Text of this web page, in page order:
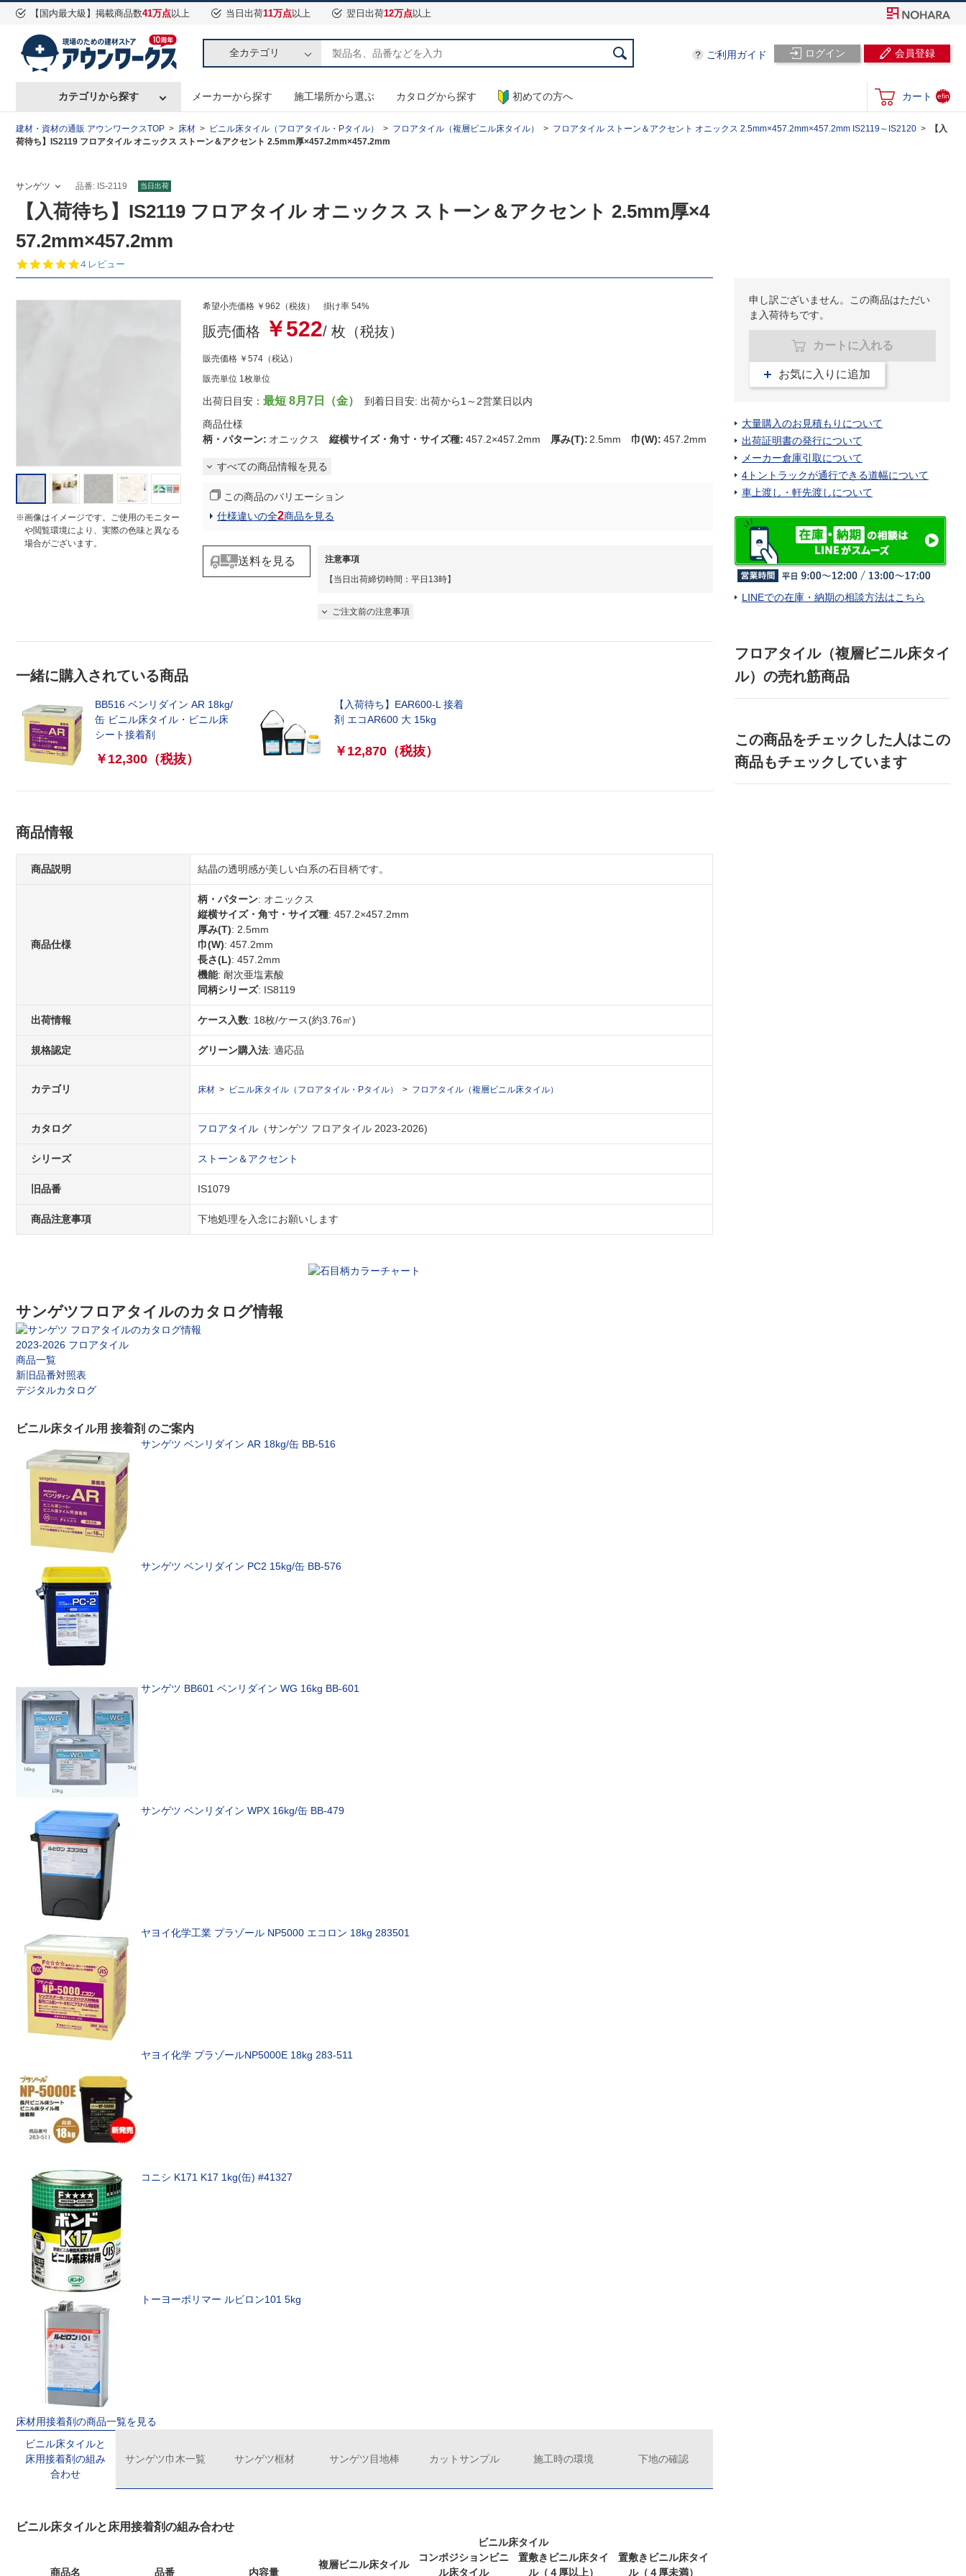
【国内最大級】掲載商品数41万点以上 当日出荷11万点以上 翌日出荷12万点以上
全カテゴリ ログイン 会員登録
ご利用ガイド
カテゴリから探す メーカーから探す 施工場所から選ぶ カタログから探す 初めての方へ カート
und
efin
ed
建材・資材の通販 アウンワークスTOP 床材 ビニル床タイル（フロアタイル・Pタイル） フロアタイル（複層ビニル床タイル） フロアタイル ストーン＆アクセント オニックス 2.5mm×457.2mm×457.2mm IS2119～IS2120
【入
荷待ち】IS2119 フロアタイル オニックス ストーン＆アクセント 2.5mm厚×457.2mm×457.2mm
サンゲツ 品番: IS-2119 当日出荷
【入荷待ち】IS2119 フロアタイル オニックス ストーン＆アクセント 2.5mm厚×4
57.2mm×457.2mm
5.
0
t
4 レビュー
※画像はイメージです。ご使用のモニター
や閲覧環境により、実際の色味と異なる
場合がございます。
希望小売価格 ￥962（税抜） 掛け率 54%
販売価格 ￥522/ 枚（税抜）
販売価格 ￥574 （税込）
販売単位 1枚単位
出荷日目安： 最短 8月7日（金） 到着日目安: 出荷から1～2営業日以内
商品仕様
柄・パターン: オニックス 縦横サイズ・角寸・サイズ種: 457.2×457.2mm 厚み(T): 2.5mm 巾(W): 457.2mm
すべての商品情報を見る
この商品のバリエーション
仕様違いの全2商品を見る
注意事項
【当日出荷締切時間：平日13時】
ご注文前の注意事項
送料を見る
申し訳ございません。この商品はただい
ま入荷待ちです。
カートに入れる
お気に入りに追加
大量購入のお見積もりについて
出荷証明書の発行について
メーカー倉庫引取について
4トントラックが通行できる道幅について
車上渡し・軒先渡しについて
LINEでの在庫・納期の相談方法はこちら
一緒に購入されている商品
BB516 ベンリダイン AR 18kg/
缶 ビニル床タイル・ビニル床
シート接着剤
￥12,300 （税抜）
【入荷待ち】EAR600-L 接着
剤 エコAR600 大 15kg
￥12,870 （税抜）
商品情報
商品説明 結晶の透明感が美しい白系の石目柄です。
商品仕様
柄・パターン: オニックス
縦横サイズ・角寸・サイズ種: 457.2×457.2mm
厚み(T): 2.5mm
巾(W): 457.2mm
長さ(L): 457.2mm
機能: 耐次亜塩素酸
同柄シリーズ: IS8119
出荷情報 ケース入数: 18枚/ケース(約3.76㎡)
規格認定 グリーン購入法: 適応品
カテゴリ 床材 ビニル床タイル（フロアタイル・Pタイル） フロアタイル（複層ビニル床タイル）
カタログ フロアタイル （サンゲツ フロアタイル 2023-2026)
シリーズ ストーン＆アクセント
旧品番 IS1079
商品注意事項 下地処理を入念にお願いします
サンゲツフロアタイルのカタログ情報
2023-2026 フロアタイル
商品一覧
新旧品番対照表
デジタルカタログ
ビニル床タイル用 接着剤 のご案内
サンゲツ ベンリダイン AR 18kg/缶 BB-516
サンゲツ ベンリダイン PC2 15kg/缶 BB-576
サンゲツ BB601 ベンリダイン WG 16kg BB-601
サンゲツ ベンリダイン WPX 16kg/缶 BB-479
ヤヨイ化学工業 プラゾール NP5000 エコロン 18kg 283501
ヤヨイ化学 プラゾールNP5000E 18kg 283-511
コニシ K171 K17 1kg(缶) #41327
トーヨーポリマー ルビロン101 5kg
床材用接着剤の商品一覧を見る
ビニル床タイルと
床用接着剤の組み
合わせ
サンゲツ巾木一覧 サンゲツ框材 サンゲツ目地棒 カットサンプル 施工時の環境 下地の確認
ビニル床タイルと床用接着剤の組み合わせ
商品名 品番 内容量
ビニル床タイル
複層ビニル床タイル
コンポジションビニ
ル床タイル
置敷きビニル床タイ
ル（４厚以上）
置敷きビニル床タイ
ル（４厚未満）
フロアタイル（複層ビニル床タイ
ル）の売れ筋商品
この商品をチェックした人はこの
商品もチェックしています